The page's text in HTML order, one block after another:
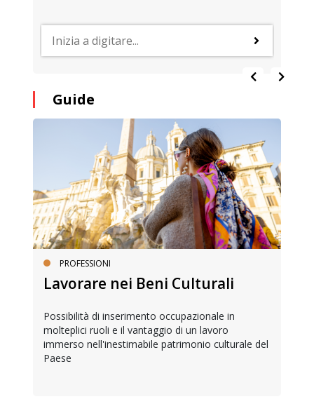
Guide
PROFESSIONI
Lavorare nei Beni Culturali
Possibilità di inserimento occupazionale in
molteplici ruoli e il vantaggio di un lavoro
immerso nell'inestimabile patrimonio culturale del
Paese